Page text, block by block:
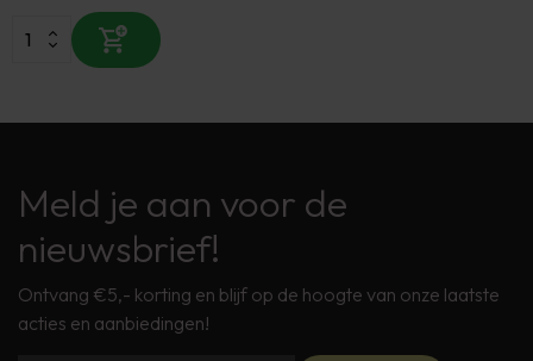
Meld je aan voor de
nieuwsbrief!
Ontvang €5,- korting en blijf op de hoogte van onze laatste
acties en aanbiedingen!